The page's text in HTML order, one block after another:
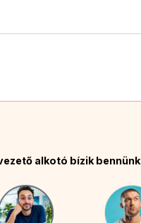
alkotó bízik bennünk